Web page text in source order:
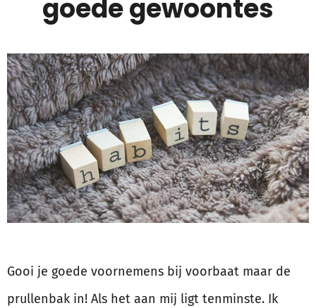
goede gewoontes
Gooi je goede voornemens bij voorbaat maar de
prullenbak in! Als het aan mij ligt tenminste. Ik